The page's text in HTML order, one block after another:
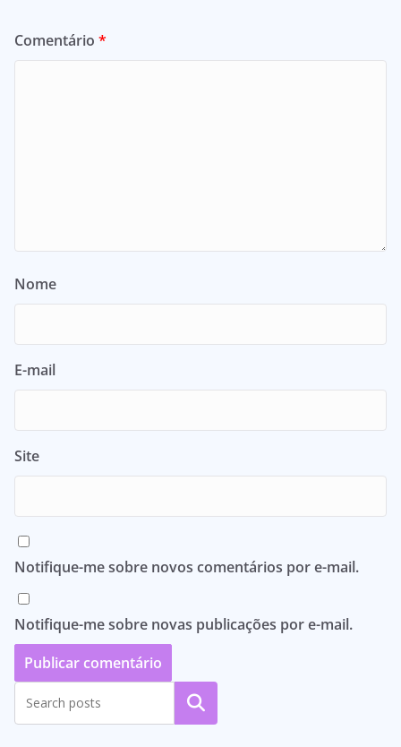
Comentário *
Nome
E-mail
Site
Notifique-me sobre novos comentários por e-mail.
Notifique-me sobre novas publicações por e-mail.
Pesquisar